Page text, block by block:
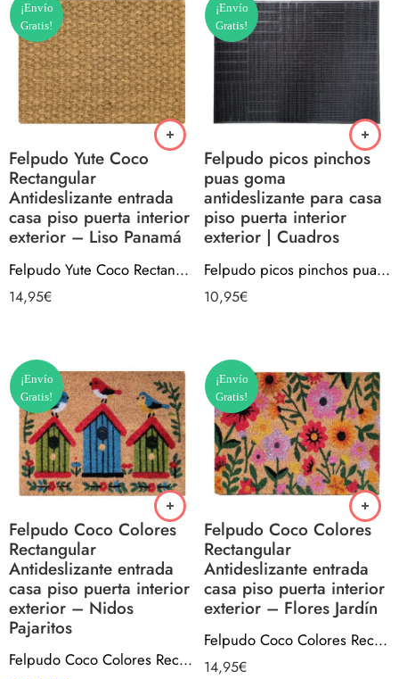
¡Envío
Gratis!
Felpudo Yute Coco
Rectangular
Antideslizante entrada
casa piso puerta interior
exterior – Liso Panamá
Felpudo Yute Coco Rectangular Antideslizante entrada casa piso puerta interior exterior – Liso Panamá
14,95€
¡Envío
Gratis!
Felpudo picos pinchos
puas goma
antideslizante para casa
piso puerta interior
exterior | Cuadros
Felpudo picos pinchos puas goma antideslizante para casa piso puerta interior exterior | Cuadros
10,95€
¡Envío
Gratis!
Felpudo Coco Colores
Rectangular
Antideslizante entrada
casa piso puerta interior
exterior – Nidos
Pajaritos
Felpudo Coco Colores Rectangular Antideslizante entrada casa piso puerta interior exterior – Nidos Pajaritos
¡Envío
Gratis!
Felpudo Coco Colores
Rectangular
Antideslizante entrada
casa piso puerta interior
exterior – Flores Jardín
Felpudo Coco Colores Rectangular Antideslizante entrada casa piso puerta interior exterior – Flores Jardín
14,95€